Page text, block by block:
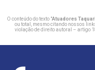
O conteúdo do texto "Atuadores
ou total, mesmo citando nossos
violação de direito autoral – artigo